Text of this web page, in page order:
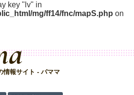
key "lv" in
mg/ff14/fnc/mapS.php on
情報サイト - パママ